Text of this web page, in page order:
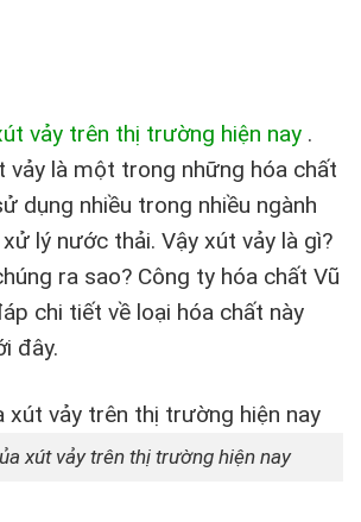
vảy trên thị trường hiện nay .
vảy là một trong những hóa chất
dụng nhiều trong nhiều ngành
lý nước thải. Vậy xút vảy là gì?
ra sao? Công ty hóa chất Vũ
chi tiết về loại hóa chất này
đây.
xút vảy trên thị trường hiện nay